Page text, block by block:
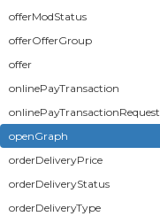
offerModStatus
offerOfferGroup
offer
onlinePayTransaction
onlinePayTransactionRequest
openGraph
orderDeliveryPrice
orderDeliveryStatus
orderDeliveryType